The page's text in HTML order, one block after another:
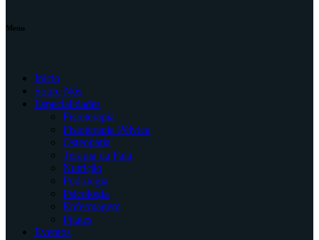
Menu
Início
Sobre Nós
Especialidades
Fisioterapia
Fisioterapia Pélvica
Osteopatia
Terapia da Fala
Nutrição
Podologia
Psicologia
Enfermagem
Pilates
Eventos